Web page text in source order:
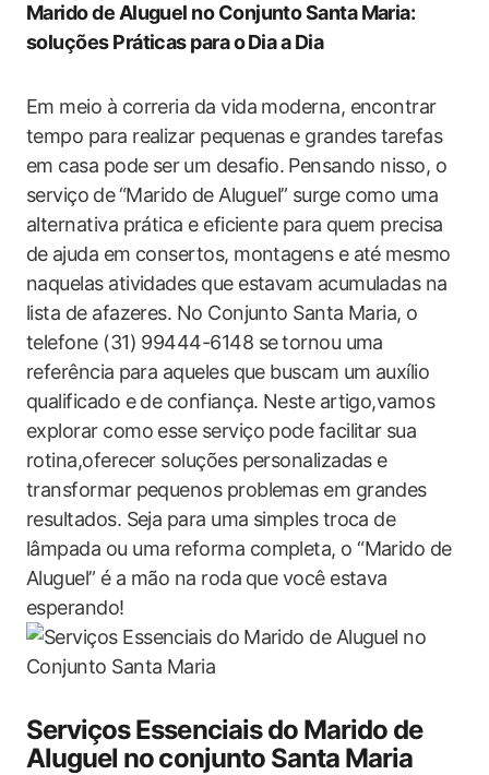
Marido de ‍Aluguel no Conjunto Santa Maria:
soluções Práticas para o⁣ Dia a‍ Dia
Em meio à correria da vida moderna, encontrar
tempo para realizar pequenas e‍ grandes tarefas
em casa‍ pode ser⁤ um desafio. ⁣Pensando nisso, o
serviço⁣ de⁢ “Marido de Aluguel”⁢ surge como uma
alternativa prática e eficiente para quem precisa
de ⁤ajuda em consertos, montagens e até mesmo
naquelas atividades que estavam acumuladas na
lista de afazeres. No Conjunto Santa Maria,⁣ o
telefone (31) 99444-6148 se ⁣tornou uma
referência ⁤para aqueles que buscam um auxílio
qualificado‌ e de confiança. Neste ‍artigo,vamos
explorar como esse serviço pode facilitar ⁣sua
rotina,oferecer soluções personalizadas​ e ​
transformar pequenos problemas em grandes
resultados. Seja para uma simples troca de
lâmpada‍ ou uma reforma completa, o “Marido de
Aluguel” é a mão na roda ⁤que você estava
esperando!
Serviços Essenciais do Marido de
Aluguel no⁤ conjunto Santa Maria